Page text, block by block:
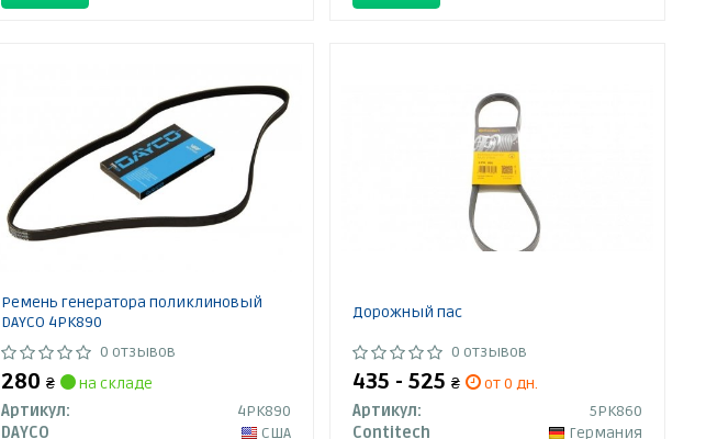
Ремень генератора поликлиновый
DAYCO 4PK890
0 отзывов
280₴
на складе
Артикул:
4PK890
DAYCO
США
Дорожный пас
0 отзывов
435 - 525₴
от 0 дн.
Артикул:
5PK860
Contitech
Германия